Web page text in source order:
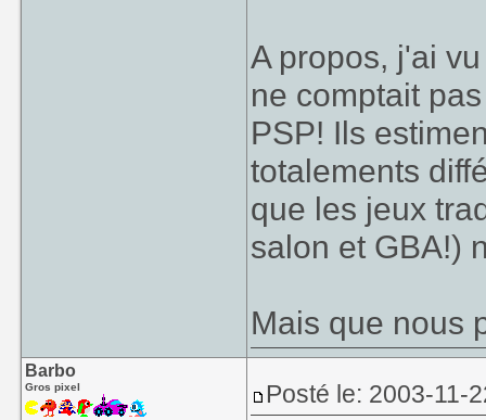
A propos, j'ai
ne comptait
PSP! Ils
totalements
que les jeux
salon et GBA!)
Mais que nous
Barbo
Gros pixel Posté le: 2003-11-